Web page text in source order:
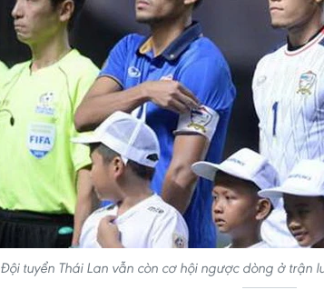
Đội tuyển Thái Lan vẫn còn cơ hội ngược dòng ở trận